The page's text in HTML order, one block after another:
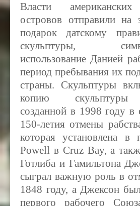
Власти
островов отправили на
подарок датскому
скульптуры,
использование Данией
период пребывания их
страны. Скульптуры
копию скульптуры
созданной в 1998 году в
150-летия отмены
которая установлена в
Powell в Cruz Bay,а
Готлиба и Гамильтона
сыграл важную роль в
1848 году, а Джексон
первого рабочего